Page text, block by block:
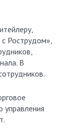
Рострудом»,
В
управления